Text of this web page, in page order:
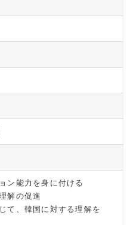
ン能力を身に付ける
解の促進
て、韓国に対する理解を